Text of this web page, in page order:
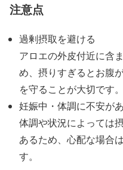
注意点
過剰摂取を避ける
アロエの外皮付近に含
め、摂りすぎるとお腹
を守ることが大切です。
妊娠中・体調に不安が
体調や状況によっては
あるため、心配な場合
す。